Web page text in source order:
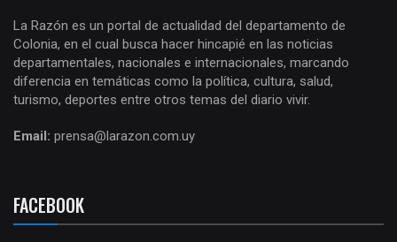
La Razón es un portal de actualidad del departamento de
Colonia, en el cual busca hacer hincapié en las noticias
departamentales, nacionales e internacionales, marcando
diferencia en temáticas como la política, cultura, salud,
turismo, deportes entre otros temas del diario vivir.
Email: prensa@larazon.com.uy
FACEBOOK